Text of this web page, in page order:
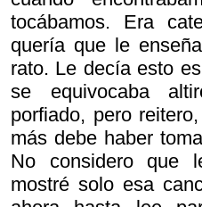
tocábamos. Era
quería que le
rato. Le decía esto
se equivocaba
porfiado, pero
más debe haber
No considero que
mostré solo esa